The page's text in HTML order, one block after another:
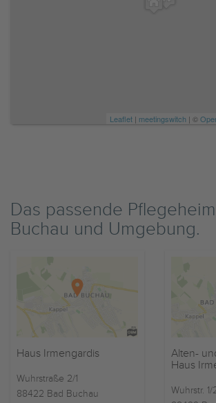
Leaflet | meetingswitch | ©
Das passende
Buchau und Umgebung.
Haus Irmengardis
Wuhrstraße 2/1
88422 Bad Buchau
Alten-
Haus
Wuhrstr. 1/